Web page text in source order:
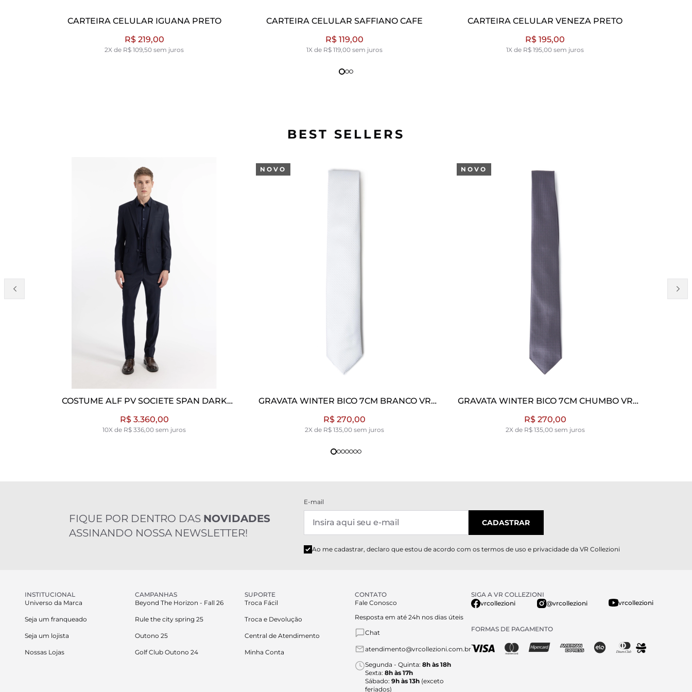
CARTEIRA CELULAR SAFFIANO CAFE
R$ 119,00
1X de R$ 119,00 sem juros
CARTEIRA CELULAR VENEZA PRETO
R$ 195,00
1X de R$ 195,00 sem juros
CARTEIRA CELULAR VENEZA CAFE
R$ 195,00R$ 149,00
1X de R$ 149,00 sem juros
BEST SELLERS
GRAVATA WINTER BICO 7CM BRANCO VR
R$ 270,00
2X de R$ 135,00 sem juros
GRAVATA WINTER BICO 7CM CHUMBO VR
R$ 270,00
2X de R$ 135,00 sem juros
NOVO
GRAVATA WINTER BICO 7CM OCEANO VR
R$ 270,00
2X de R$ 135,00 sem juros
NOVO
FIQUE POR DENTRO DAS NOVIDADES
ASSINANDO NOSSA NEWSLETTER!
E-mail
CADASTRAR
Ao me cadastrar, declaro que estou de acordo com os termos de uso e privacidadeda VR Collezioni
INSTITUCIONAL
Universo da Marca
Seja um franqueado
Seja um lojista
Nossas Lojas
CAMPANHAS
Beyond The Horizon - Fall 26
Rule the city spring 25
Outono 25
Golf Club Outono 24
SUPORTE
Troca Fácil
Troca e Devolução
Central de Atendimento
Minha Conta
CONTATO
Fale Conosco
Resposta em até 24h nos dias úteis
Chat
atendimento@vrcollezioni.com.br
Segunda - Quinta:8h às 18h
Sexta:8h às 17h
Sábado:9h às 13h (exceto
feriados)
SIGA A VR COLLEZIONI
vrcollezioni
@vrcollezioni vrcollezioni
FORMAS DE PAGAMENTO